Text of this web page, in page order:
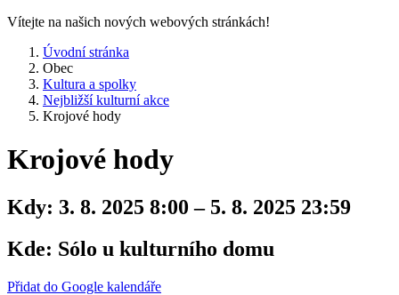
Vítejte na našich nových webových stránkách!
Úvodní stránka
Obec
Kultura a spolky
Nejbližší kulturní akce
Krojové hody
Krojové hody
Kdy: 3. 8. 2025 8:00 – 5. 8. 2025 23:59
Kde: Sólo u kulturního domu
Přidat do Google kalendáře